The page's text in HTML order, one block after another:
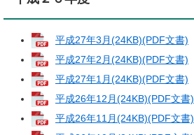
平成27年3月(24KB)(PDF文書)
平成27年2月(24KB)(PDF文書)
平成27年1月(24KB)(PDF文書)
平成26年12月(24KB)(PDF文書)
平成26年11月(24KB)(PDF文書)